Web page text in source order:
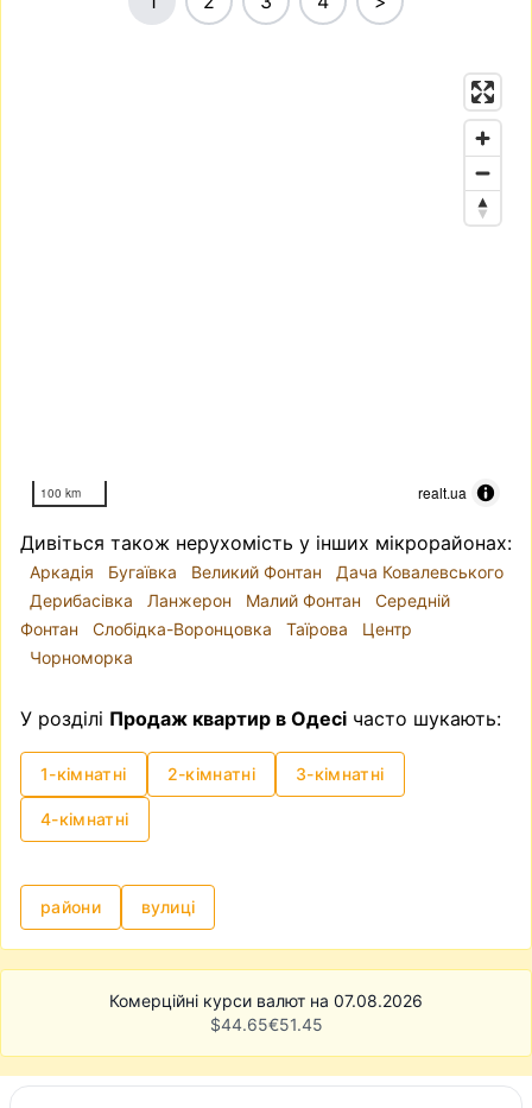
100 km realt.ua
Дивіться також нерухомість у інших мікрорайонах:
Аркадія Бугаївка Великий Фонтан
Дача Ковалевського
Дерибасівка
Ланжерон Малий Фонтан
Середній
Фонтан
Слобідка-Воронцовка Таїрова
Центр
Чорноморка
У розділі Продаж квартир в Одесі часто шукають:
1-кімнатні 2-кімнатні 3-кімнатні
4-кімнатні
райони вулиці
Комерційні курси валют на 07.08.2026
$44.65€51.45